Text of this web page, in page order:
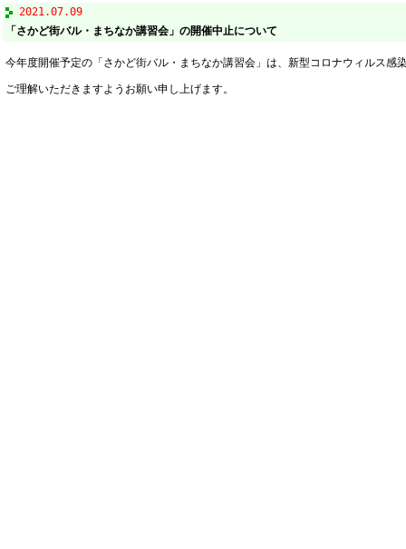
2021.07.09
「さかど街バル・まちなか講習会」の開催中止について
今年度開催予定の「さかど街バル・まちなか講習会」は、新型コロナウィルス感
ご理解いただきますようお願い申し上げます。